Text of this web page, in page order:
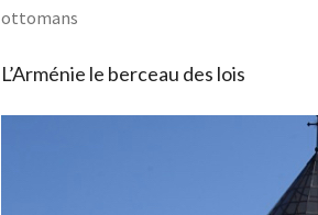
ottomans
L’Arménie le berceau des lois